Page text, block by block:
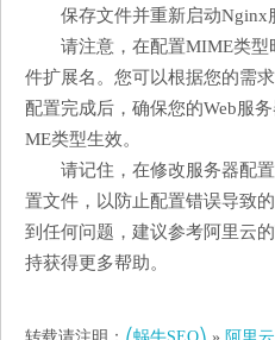
保存文件并重新启动Nginx
请注意，在配置MIME类型
件扩展名 。您可以根据您的需
配置完成后，确保您的Web服
ME类型生效。
请记住，在修改服务器配
置文件，以防止配置错误导致
到任何问题，建议参考阿里云
持获得更多帮助。